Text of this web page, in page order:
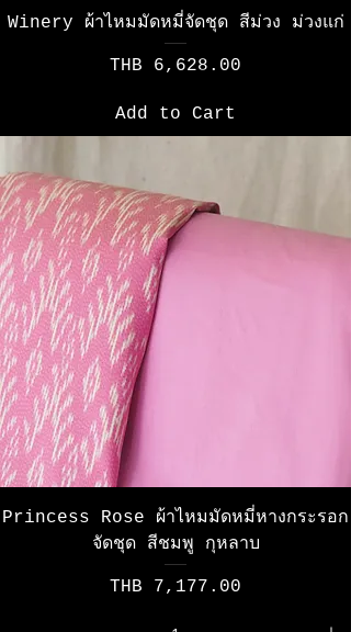
Winery ผ้าไหมมัดหมี่จัดชุด สีม่วง ม่วงแก่
Price
THB 6,628.00
Add to Cart
Princess Rose ผ้าไหมมัดหมี่หางกระรอก
จัดชุด สีชมพู กุหลาบ
Price
THB 7,177.00